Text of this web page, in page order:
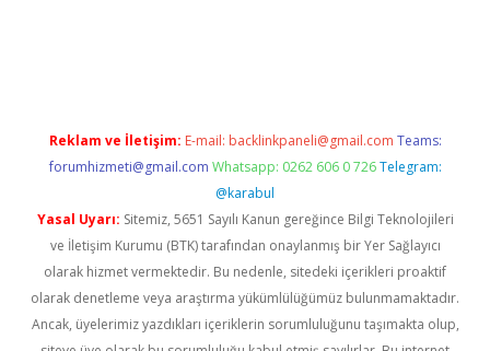
Reklam ve İletişim: E-mail: backlinkpaneli@gmail.com Teams:
forumhizmeti@gmail.com Whatsapp: 0262 606 0 726 Telegram:
@karabul
Yasal Uyarı: Sitemiz, 5651 Sayılı Kanun gereğince Bilgi Teknolojileri
ve İletişim Kurumu (BTK) tarafından onaylanmış bir Yer Sağlayıcı
olarak hizmet vermektedir. Bu nedenle, sitedeki içerikleri proaktif
olarak denetleme veya araştırma yükümlülüğümüz bulunmamaktadır.
Ancak, üyelerimiz yazdıkları içeriklerin sorumluluğunu taşımakta olup,